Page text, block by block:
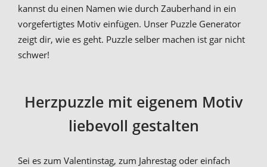
kannst du einen Namen wie durch Zauberhand in ein
vorgefertigtes Motiv einfügen. Unser Puzzle Generator
zeigt dir, wie es geht. Puzzle selber machen ist gar nicht
schwer!
Herzpuzzle mit eigenem Motiv
liebevoll gestalten
Sei es zum Valentinstag, zum Jahrestag oder einfach